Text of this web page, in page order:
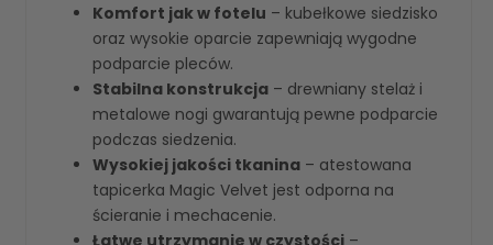
Komfort jak w fotelu – kubełkowe siedzisko
oraz wysokie oparcie zapewniają wygodne
podparcie pleców.
Stabilna konstrukcja – drewniany stelaż i
metalowe nogi gwarantują pewne podparcie
podczas siedzenia.
Wysokiej jakości tkanina – atestowana
tapicerka Magic Velvet jest odporna na
ścieranie i mechacenie.
Łatwe utrzymanie w czystości –